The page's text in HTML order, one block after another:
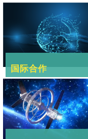
国际合作